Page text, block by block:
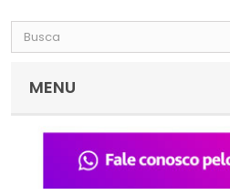
MENU